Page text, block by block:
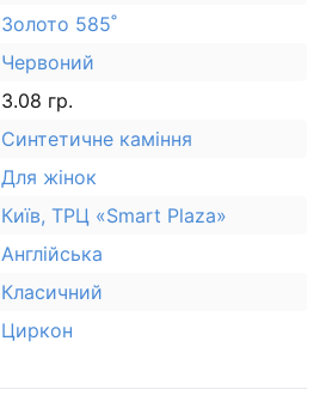
Золото 585˚
Червоний
3.08 гр.
Синтетичне каміння
Для жінок
Київ, ТРЦ «Smart Plaza»
Англійська
Класичний
Циркон